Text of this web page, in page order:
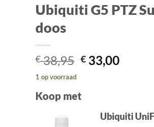
Ubiquiti G5 PTZ
doos
€38,95
prijs
€ 38,95.
€ 33,00
1 op voorraad
Koop met
Ubiquiti